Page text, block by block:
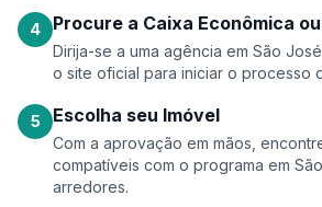
4 Procure a Caixa Econômica
Dirija-se a uma agência em São
o site oficial para iniciar o processo
5 Escolha seu Imóvel
Com a aprovação em mãos,
compatíveis com o programa em
arredores.